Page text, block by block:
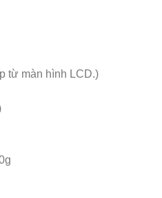
từ màn hình LCD.)